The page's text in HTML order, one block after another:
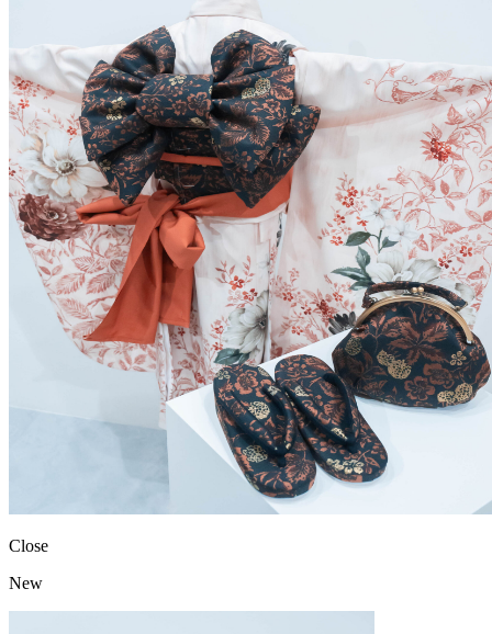
Close
New